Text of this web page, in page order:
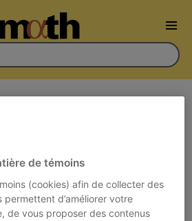
le roi sur l’échiquier
plus rapide ?
de témoins
(cookies) afin de collecter des
permettent d’améliorer votre
de vous proposer des contenus